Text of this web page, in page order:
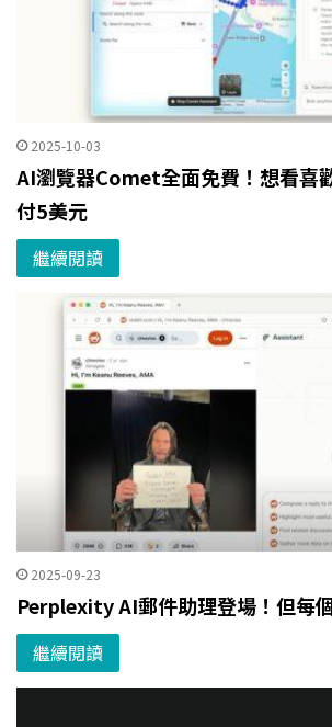
2025-10-03
AI瀏覽器Comet全面免費！想看喜
付5美元
繼續閱讀
2025-09-23
Perplexity AI郵件助理登場！但每
繼續閱讀